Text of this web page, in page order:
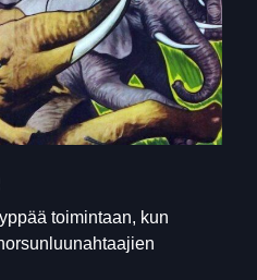
toimintaan, kun